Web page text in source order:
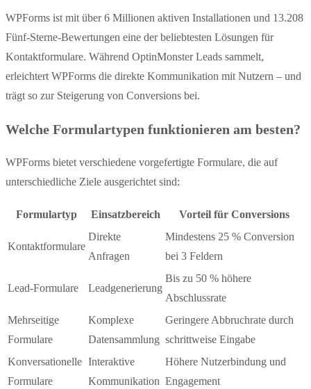
WPForms ist mit über 6 Millionen aktiven Installationen und 13.208
Fünf-Sterne-Bewertungen eine der beliebtesten Lösungen für
Kontaktformulare. Während OptinMonster Leads sammelt,
erleichtert WPForms die direkte Kommunikation mit Nutzern – und
trägt so zur Steigerung von Conversions bei.
Welche Formulartypen funktionieren am besten?
WPForms bietet verschiedene vorgefertigte Formulare, die auf
unterschiedliche Ziele ausgerichtet sind:
Formulartyp Einsatzbereich Vorteil für Conversions
Kontaktformulare
Direkte
Anfragen
Mindestens 25 % Conversion
bei 3 Feldern
Lead-Formulare Leadgenerierung
Bis zu 50 % höhere
Abschlussrate
Mehrseitige
Formulare
Komplexe
Datensammlung
Geringere Abbruchrate durch
schrittweise Eingabe
Konversationelle
Formulare
Interaktive
Kommunikation
Höhere Nutzerbindung und
Engagement